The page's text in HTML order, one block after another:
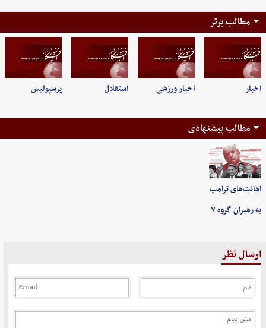
مطالب برتر
اخبار اخبار ورزشی استقلال پرسپولیس
مطالب پیشنهادی
اهانت‌های ترامپ
به رهبران گروه ۷
ارسال نظر